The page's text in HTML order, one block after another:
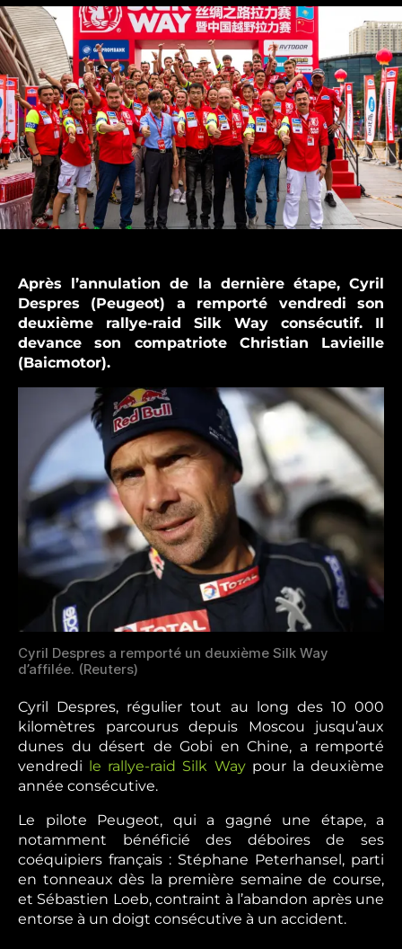
:
Cyril
Despres
réussit
le
doublé
Après l’annulation de la dernière étape, Cyril
Despres (Peugeot) a remporté vendredi son
deuxième rallye-raid Silk Way consécutif. Il
devance son compatriote Christian Lavieille
(Baicmotor).
Cyril Despres a remporté un deuxième Silk Way
d’affilée. (Reuters)
Cyril Despres, régulier tout au long des 10 000
kilomètres parcourus depuis Moscou jusqu’aux
dunes du désert de Gobi en Chine, a remporté
vendredi le rallye-raid Silk Waypour la deuxième
année consécutive.
Le pilote Peugeot, qui a gagné une étape, a
notamment bénéficié des déboires de ses
coéquipiers français : Stéphane Peterhansel, parti
en tonneaux dès la première semaine de course,
et Sébastien Loeb, contraint à l’abandon après une
entorse à un doigt consécutive à un accident.